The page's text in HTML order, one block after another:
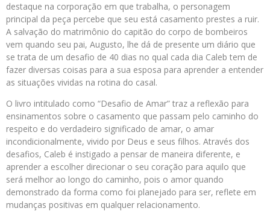
destaque na corporação em que trabalha, o personagem
principal da peça percebe que seu está casamento prestes a ruir.
A salvação do matrimônio do capitão do corpo de bombeiros
vem quando seu pai, Augusto, lhe dá de presente um diário que
se trata de um desafio de 40 dias no qual cada dia Caleb tem de
fazer diversas coisas para a sua esposa para aprender a entender
as situações vividas na rotina do casal.
O livro intitulado como “Desafio de Amar” traz a reflexão para
ensinamentos sobre o casamento que passam pelo caminho do
respeito e do verdadeiro significado de amar, o amar
incondicionalmente, vivido por Deus e seus filhos. Através dos
desafios, Caleb é instigado a pensar de maneira diferente, e
aprender a escolher direcionar o seu coração para aquilo que
será melhor ao longo do caminho, pois o amor quando
demonstrado da forma como foi planejado para ser, reflete em
mudanças positivas em qualquer relacionamento.